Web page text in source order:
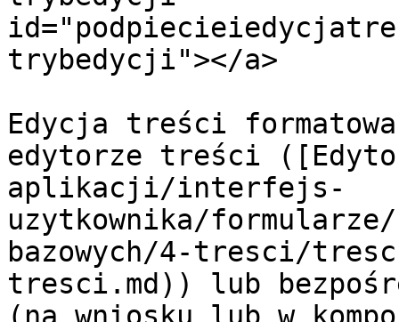
trybedycji"></a>
Edycja treści
edytorze treści
aplikacji/interfejs-
uzytkownika/
bazowych/4-tresci/
tresci.md)) lub